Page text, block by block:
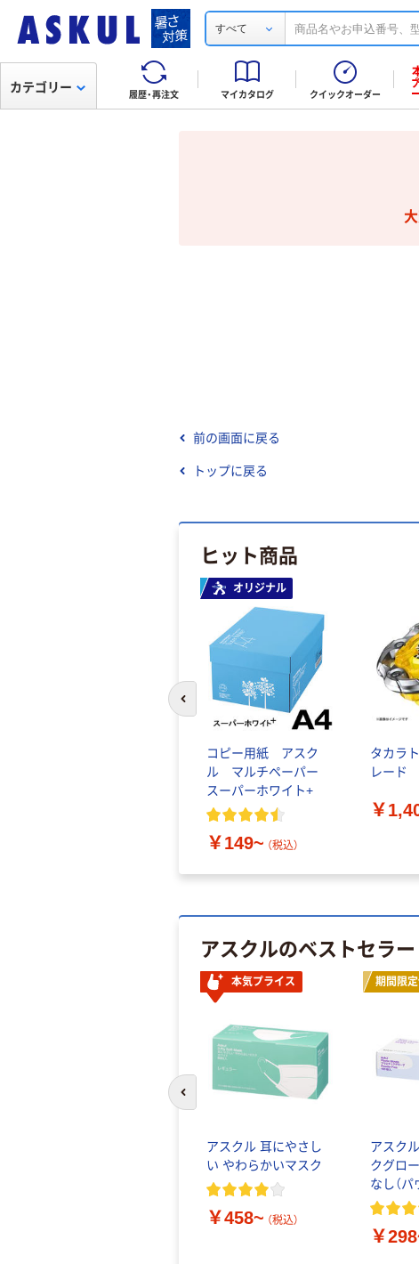
すべて
履歴・再注文 マイカタログ クイックオーダー
カテゴリー
前の画面に戻る
トップに戻る
ヒット商品
オリジナル
コピー用紙 アスク
ル マルチペーパー
スーパーホワイト+
￥149~ （税込）
タカラ
レード
￥
前のスライドへ
アスクルのベストセラー
本気プライス
アスクル 耳にやさし
い やわらかいマスク
￥458~ （税込）
期間限
アスク
クグロ
なし（パ
￥